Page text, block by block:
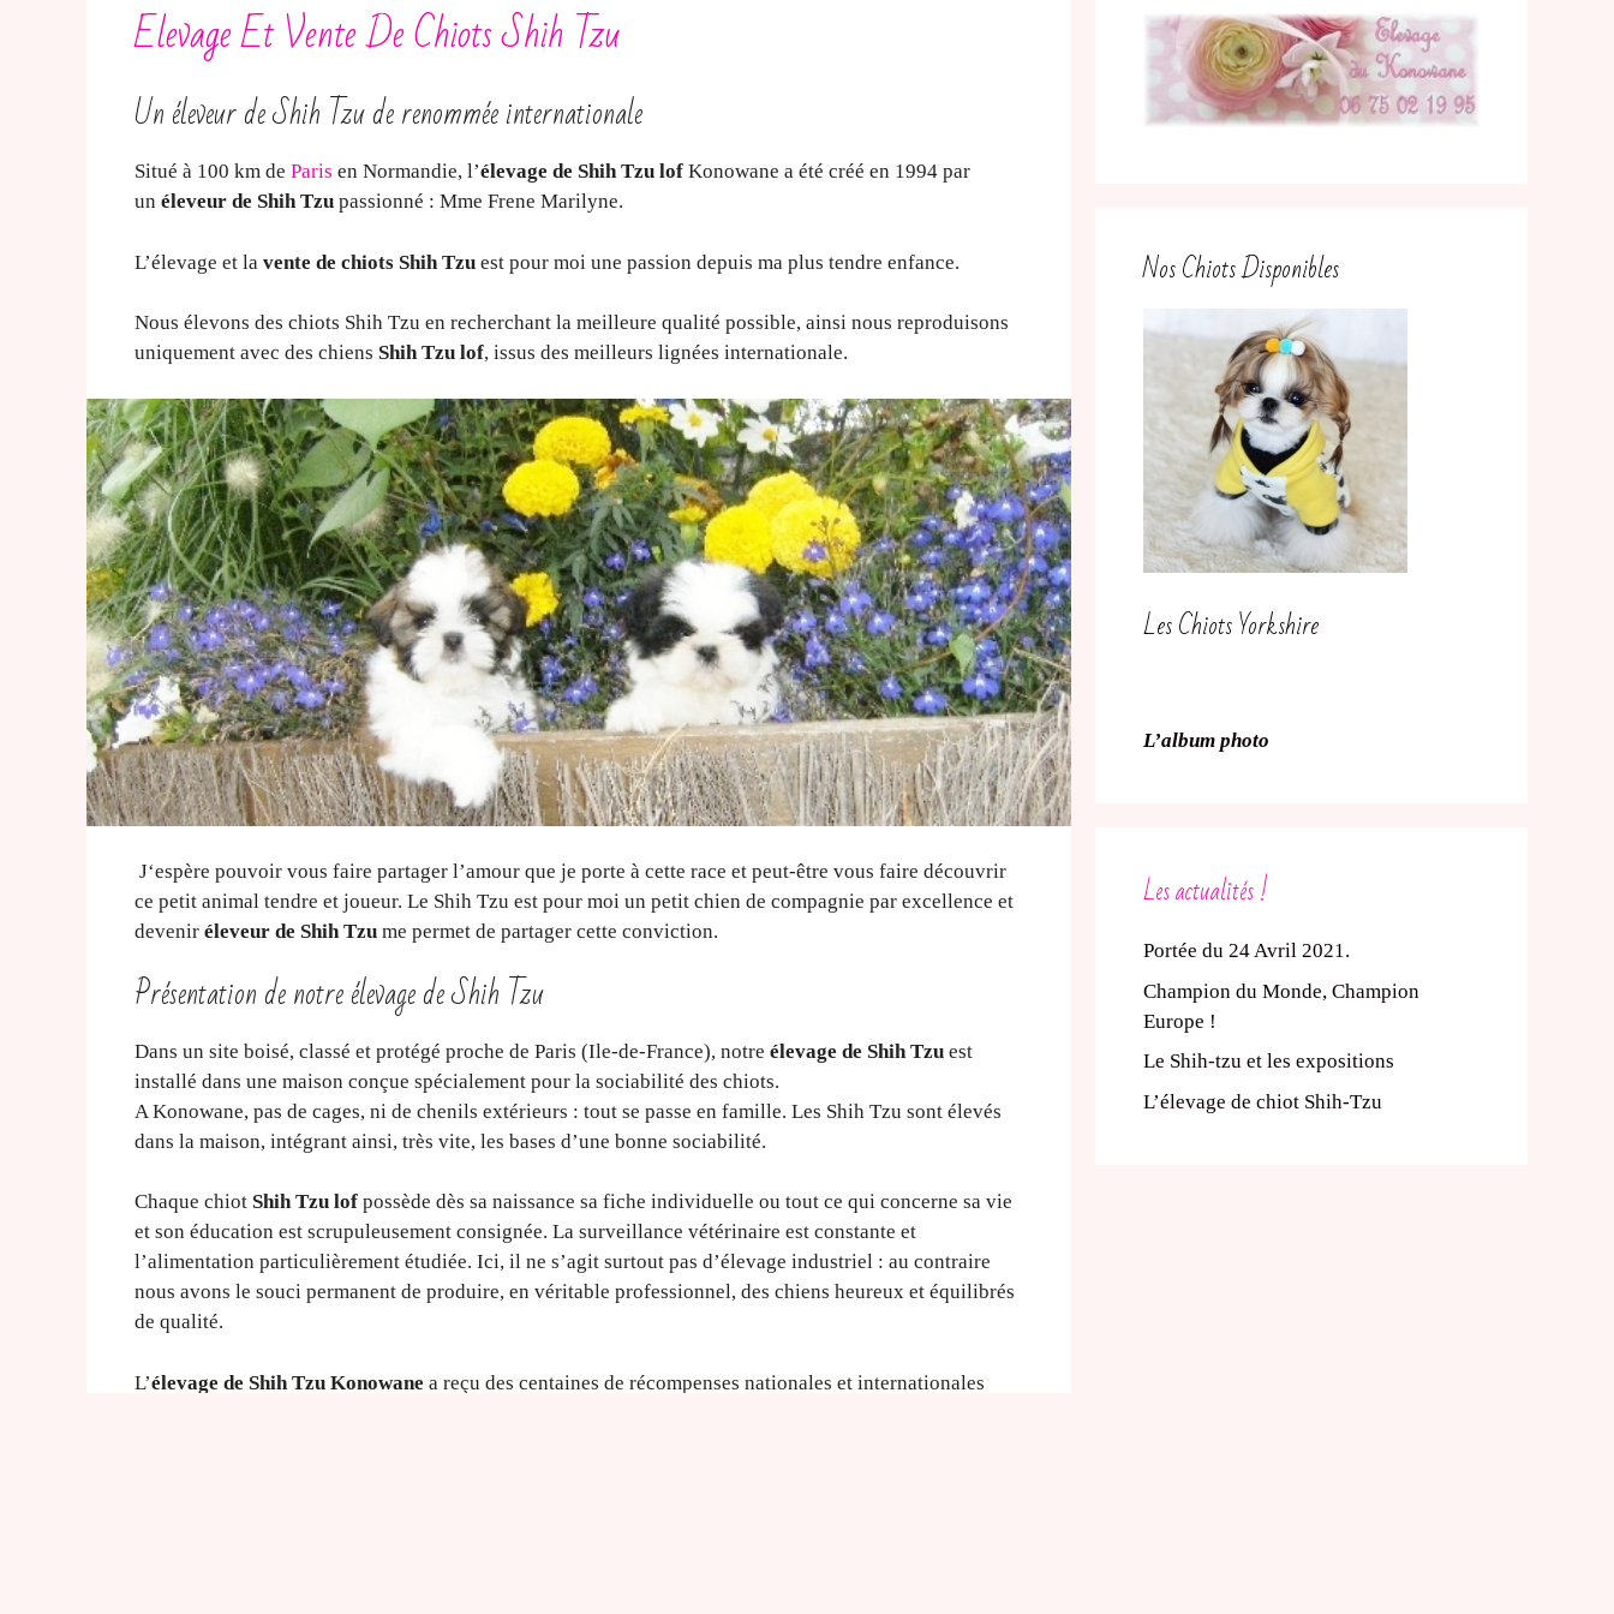
Elevage Et Vente De Chiots Shih Tzu
Un éleveur de Shih Tzu de renommée internationale
Situé à 100 km de Paris en Normandie, l’élevage de Shih Tzu lof Konowane a été créé en 1994 par
un éleveur de Shih Tzu passionné : Mme Frene Marilyne.
L’élevage et la vente de chiots Shih Tzu est pour moi une passion depuis ma plus tendre enfance.
Nous élevons des chiots Shih Tzu en recherchant la meilleure qualité possible, ainsi nous reproduisons
uniquement avec des chiens Shih Tzu lof, issus des meilleurs lignées internationale.
J‘espère pouvoir vous faire partager l’amour que je porte à cette race et peut-être vous faire découvrir
ce petit animal tendre et joueur. Le Shih Tzu est pour moi un petit chien de compagnie par excellence et
devenir éleveur de Shih Tzu me permet de partager cette conviction.
Présentation de notre élevage de Shih Tzu
Dans un site boisé, classé et protégé proche de Paris (Ile-de-France), notre élevage de Shih Tzu est
installé dans une maison conçue spécialement pour la sociabilité des chiots.
A Konowane, pas de cages, ni de chenils extérieurs : tout se passe en famille. Les Shih Tzu sont élevés
dans la maison, intégrant ainsi, très vite, les bases d’une bonne sociabilité.
Chaque chiot Shih Tzu lof possède dès sa naissance sa fiche individuelle ou tout ce qui concerne sa vie
et son éducation est scrupuleusement consignée. La surveillance vétérinaire est constante et
l’alimentation particulièrement étudiée. Ici, il ne s’agit surtout pas d’élevage industriel : au contraire
nous avons le souci permanent de produire, en véritable professionnel, des chiens heureux et équilibrés
de qualité.
L’élevage de Shih Tzu Konowane a reçu des centaines de récompenses nationales et internationales
Nos Chiots Disponibles
Les Chiots Yorkshire
L’album photo
Les actualités !
Portée du 24 Avril 2021.
Champion du Monde, Champion
Europe !
Le Shih-tzu et les expositions
L’élevage de chiot Shih-Tzu